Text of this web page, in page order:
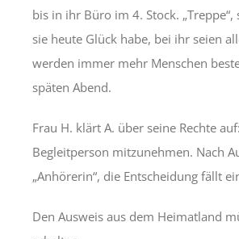
bis in ihr Büro im 4. Stock.
sie heute Glück habe, bei ihr seien
werden immer mehr Menschen
späten Abend.
Frau H. klärt A. über seine Rechte
Begleitperson mitzunehmen. Nach
„Anhörerin“, die Entscheidung fällt
Den Ausweis aus dem Heimatland